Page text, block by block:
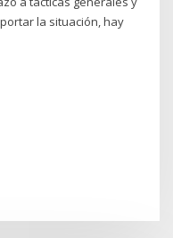
la situación, hay